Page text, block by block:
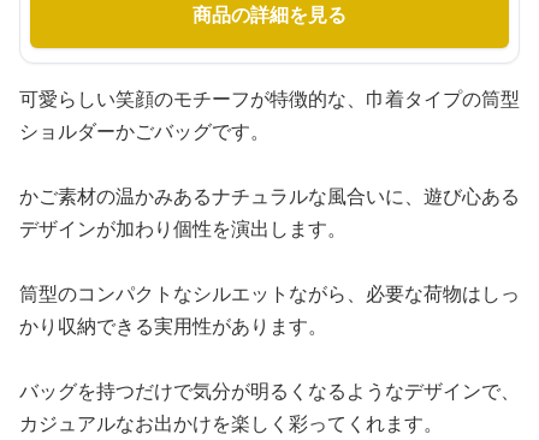
商品の詳細を見る
可愛らしい笑顔のモチーフが特徴的な、巾着タイプの筒型
ショルダーかごバッグです。
かご素材の温かみあるナチュラルな風合いに、遊び心ある
デザインが加わり個性を演出します。
筒型のコンパクトなシルエットながら、必要な荷物はしっ
かり収納できる実用性があります。
バッグを持つだけで気分が明るくなるようなデザインで、
カジュアルなお出かけを楽しく彩ってくれます。